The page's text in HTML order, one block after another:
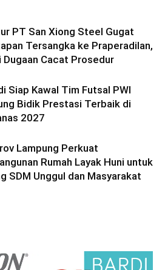
PT San Xiong Steel Gugat
Tersangka ke Praperadilan,
Dugaan Cacat Prosedur
Siap Kawal Tim Futsal PWI
Bidik Prestasi Terbaik di
2027
Lampung Perkuat
Rumah Layak Huni untuk
SDM Unggul dan Masyarakat